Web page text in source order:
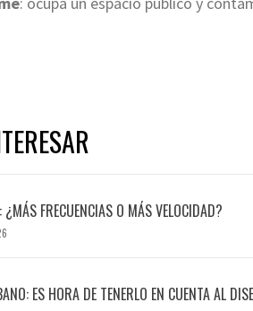
FRECUENCIAS O MÁS VELOCIDAD?
ES HORA DE TENERLO EN CUENTA AL